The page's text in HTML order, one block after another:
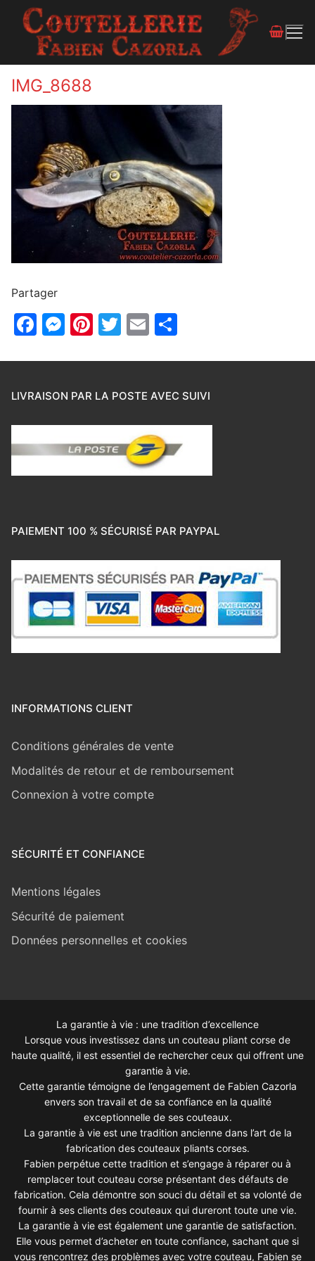
IMG_8688
Partager
Facebook
Messenger
Pinterest
Twitter
Email
LIVRAISON PAR LA POSTE AVEC SUIVI
PAIEMENT 100 % SÉCURISÉ PAR PAYPAL
INFORMATIONS CLIENT
Conditions générales de vente
Modalités de retour et de remboursement
Connexion à votre compte
SÉCURITÉ ET CONFIANCE
Mentions légales
Sécurité de paiement
Données personnelles et cookies
La garantie à vie : une tradition d’excellence
Lorsque vous investissez dans un couteau pliant corse de
haute qualité, il est essentiel de rechercher ceux qui offrent une
garantie à vie.
Cette garantie témoigne de l’engagement de Fabien Cazorla
envers son travail et de sa confiance en la qualité
exceptionnelle de ses couteaux.
La garantie à vie est une tradition ancienne dans l’art de la
fabrication des couteaux pliants corses.
Fabien perpétue cette tradition et s’engage à réparer ou à
remplacer tout couteau corse présentant des défauts de
fabrication. Cela démontre son souci du détail et sa volonté de
fournir à ses clients des couteaux qui dureront toute une vie.
La garantie à vie est également une garantie de satisfaction.
Elle vous permet d’acheter en toute confiance, sachant que si
vous rencontrez des problèmes avec votre couteau, Fabien se